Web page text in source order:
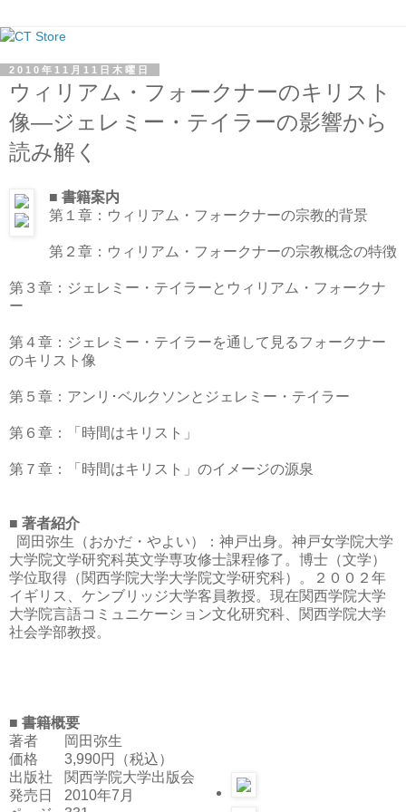
2010年11月11日木曜日
ウィリアム・フォークナーのキリスト
像―ジェレミー・テイラーの影響から
読み解く
■ 書籍案内
第１章：ウィリアム・フォークナーの宗教的背景
第２章：ウィリアム・フォークナーの宗教概念の特徴
第３章：ジェレミー・テイラーとウィリアム・フォークナ
ー
第４章：ジェレミー・テイラーを通して見るフォークナー
のキリスト像
第５章：アンリ･ベルクソンとジェレミー・テイラー
第６章：「時間はキリスト」
第７章：「時間はキリスト」のイメージの源泉
■ 著者紹介
岡田弥生（おかだ・やよい）：神戸出身。神戸女学院大学
大学院文学研究科英文学専攻修士課程修了。博士（文学）
学位取得（関西学院大学大学院文学研究科）。２００２年
イギリス、ケンブリッジ大学客員教授。現在関西学院大学
大学院言語コミュニケーション文化研究科、関西学院大学
社会学部教授。
■ 書籍概要
著者
岡田弥生
価格
3,990円（税込）
出版社
関西学院大学出版会
発売日
2010年7月